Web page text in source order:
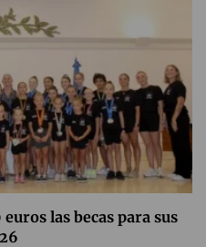
las becas para sus